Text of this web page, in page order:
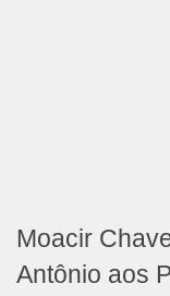
Moacir
Antônio aos